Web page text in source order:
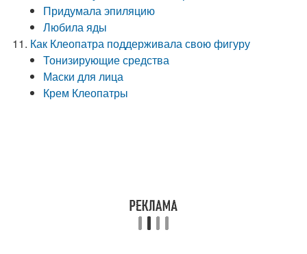
Придумала эпиляцию
Любила яды
Как Клеопатра поддерживала свою фигуру
Тонизирующие средства
Маски для лица
Крем Клеопатры